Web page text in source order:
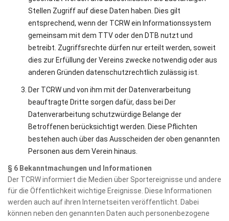
Stellen Zugriff auf diese Daten haben. Dies gilt
entsprechend, wenn der TCRW ein Informationssystem
gemeinsam mit dem TTV oder den DTB nutzt und
betreibt. Zugriffsrechte dürfen nur erteilt werden, soweit
dies zur Erfüllung der Vereins zwecke notwendig oder aus
anderen Gründen datenschutzrechtlich zulässig ist.
Der TCRW und von ihm mit der Datenverarbeitung
beauftragte Dritte sorgen dafür, dass bei Der
Datenverarbeitung schutzwürdige Belange der
Betroffenen berücksichtigt werden. Diese Pflichten
bestehen auch über das Ausscheiden der oben genannten
Personen aus dem Verein hinaus.
§ 6 Bekanntmachungen und Informationen
Der TCRW informiert die Medien über Sportereignisse und andere
für die Öffentlichkeit wichtige Ereignisse. Diese Informationen
werden auch auf ihren Internetseiten veröffentlicht. Dabei
können neben den genannten Daten auch personenbezogene